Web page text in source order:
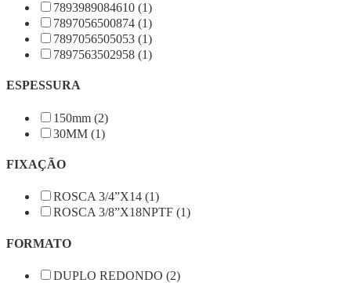
7893989084610 (1)
7897056500874 (1)
7897056505053 (1)
7897563502958 (1)
ESPESSURA
150mm (2)
30MM (1)
FIXAÇÃO
ROSCA 3/4”X14 (1)
ROSCA 3/8”X18NPTF (1)
FORMATO
DUPLO REDONDO (2)